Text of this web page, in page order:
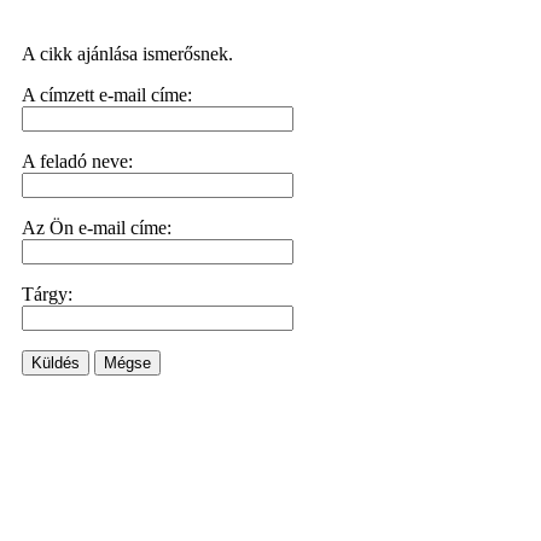
A cikk ajánlása ismerősnek.
A címzett e-mail címe:
A feladó neve:
Az Ön e-mail címe:
Tárgy:
Küldés Mégse